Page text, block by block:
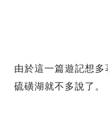
由於這一篇遊記想
硫磺湖就不多說了。